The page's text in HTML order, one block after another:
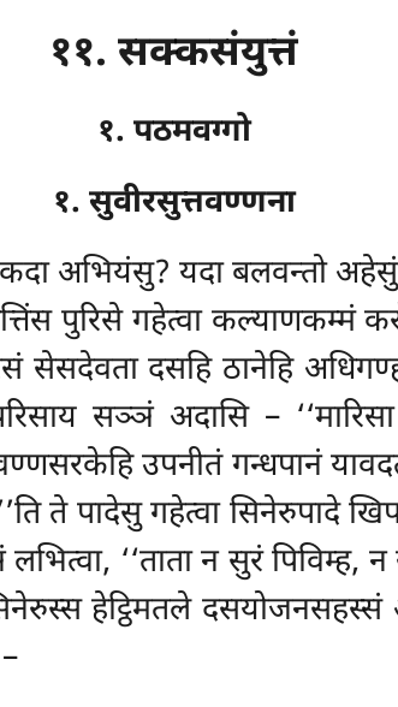
११. सक्कसंयुत्तं
१. पठमवग्गो
१. सुवीरसुत्तवण्णना
अभियंसु? यदा बलवन्तो
पुरिसे गहेत्वा कल्याणकम्मं
सेसदेवता दसहि ठानेहि
सञ्ञं अदासि – ‘‘मारिसा
उपनीतं गन्धपानं
ते पादेसु गहेत्वा सिनेरुपादे
‘‘ताता न सुरं पिविम्ह, न
हेट्ठिमतले दसयोजनसहस्सं